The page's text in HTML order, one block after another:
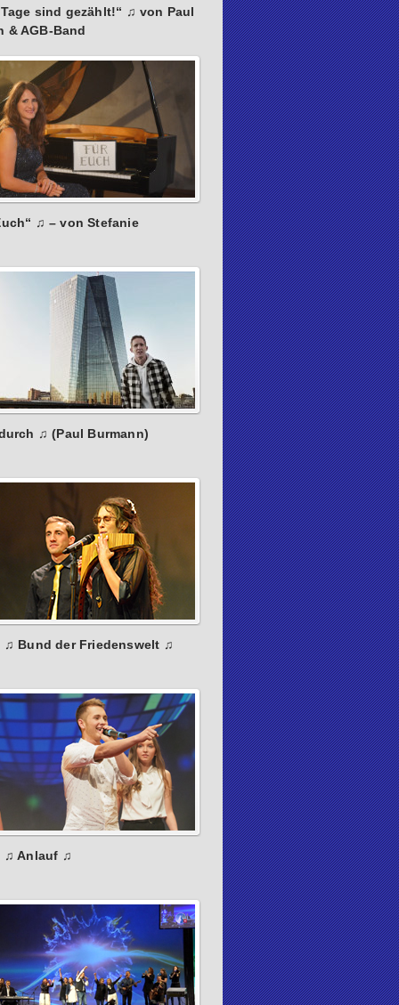
sind gezählt!“ ♫ von Paul
& AGB-Band
♫ – von Stefanie
♫ (Paul Burmann)
♫ Bund der Friedenswelt ♫
♫ Anlauf ♫